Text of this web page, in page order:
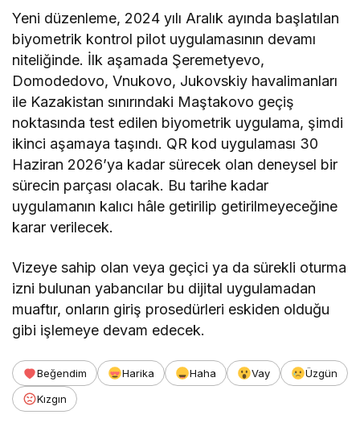
Yeni düzenleme, 2024 yılı Aralık ayında başlatılan
biyometrik kontrol pilot uygulamasının devamı
niteliğinde. İlk aşamada Şeremetyevo,
Domodedovo, Vnukovo, Jukovskiy havalimanları
ile Kazakistan sınırındaki Maştakovo geçiş
noktasında test edilen biyometrik uygulama, şimdi
ikinci aşamaya taşındı. QR kod uygulaması 30
Haziran 2026’ya kadar sürecek olan deneysel bir
sürecin parçası olacak. Bu tarihe kadar
uygulamanın kalıcı hâle getirilip getirilmeyeceğine
karar verilecek.
Vizeye sahip olan veya geçici ya da sürekli oturma
izni bulunan yabancılar bu dijital uygulamadan
muaftır, onların giriş prosedürleri eskiden olduğu
gibi işlemeye devam edecek.
Beğendim Harika Haha Vay
Üzgün
Kızgın